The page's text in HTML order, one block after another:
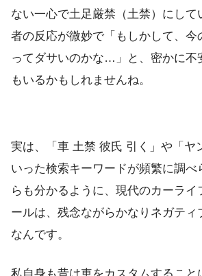
ない一心で土足厳禁（土禁）にして
者の反応が微妙で「もしかして、今
ってダサいのかな…」と、密かに不
もいるかもしれませんね。
実は、「車 土禁 彼氏 引く」や「ヤ
いった検索キーワードが頻繁に調べ
らも分かるように、現代のカーラ
ールは、残念ながらかなりネガティ
なんです。